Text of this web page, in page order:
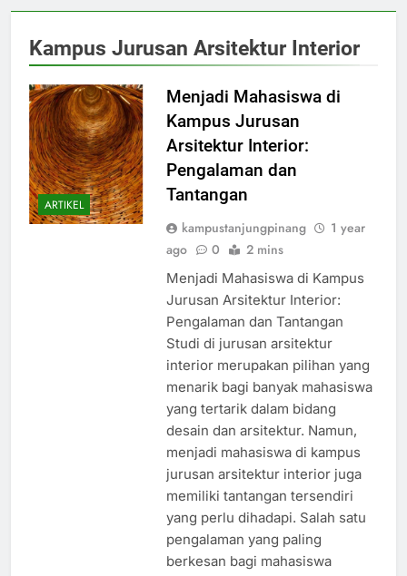
Kampus Jurusan Arsitektur Interior
ARTIKEL
Menjadi Mahasiswa di
Kampus Jurusan
Arsitektur Interior:
Pengalaman dan
Tantangan
kampustanjungpinang
1 year
ago
0 2 mins
Menjadi Mahasiswa di Kampus
Jurusan Arsitektur Interior:
Pengalaman dan Tantangan
Studi di jurusan arsitektur
interior merupakan pilihan yang
menarik bagi banyak mahasiswa
yang tertarik dalam bidang
desain dan arsitektur. Namun,
menjadi mahasiswa di kampus
jurusan arsitektur interior juga
memiliki tantangan tersendiri
yang perlu dihadapi. Salah satu
pengalaman yang paling
berkesan bagi mahasiswa